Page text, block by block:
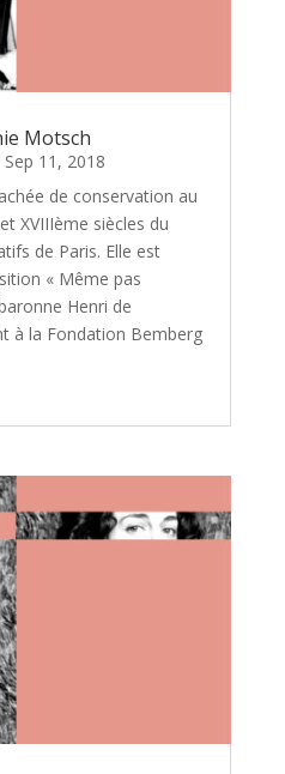
Motsch
Sep 11, 2018
de conservation au
XVIIIème siècles du
de Paris. Elle est
« Même pas
Henri de
à la Fondation Bemberg